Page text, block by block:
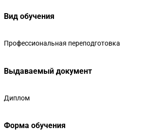
Вид обучения
Профессиональная переподготовка
Выдаваемый документ
Диплом
Форма обучения